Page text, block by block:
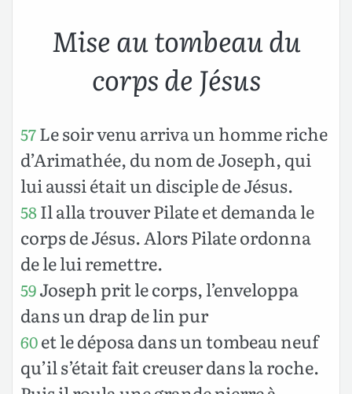
Mise au tombeau du
corps de Jésus
57Le soir venu arriva un homme riche
d’Arimathée, du nom de Joseph, qui
lui aussi était un disciple de Jésus.
58Il alla trouver Pilate et demanda le
corps de Jésus. Alors Pilate ordonna
de le lui remettre.
59Joseph prit le corps, l’enveloppa
dans un drap de lin pur
60et le déposa dans un tombeau neuf
qu’il s’était fait creuser dans la roche.